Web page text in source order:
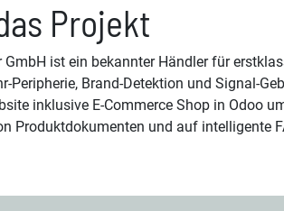
Projekt
GmbH ist ein bekannter Händler für
Peripherie, Brand-Detektion und Signal-
inklusive E-Commerce Shop in Odoo
Produktdokumenten und auf intelligente